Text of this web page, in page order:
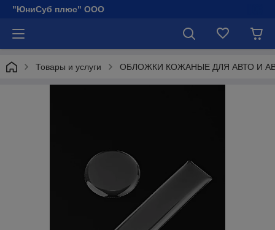
"ЮниСуб плюс" ООО
Товары и услуги ОБЛОЖКИ КОЖАНЫЕ ДЛЯ АВТО И